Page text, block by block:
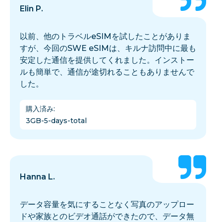
Elin P.
以前、他のトラベルeSIMを試したことがありま
すが、今回のSWE eSIMは、キルナ訪問中に最も
安定した通信を提供してくれました。インストー
ルも簡単で、通信が途切れることもありませんで
した。
購入済み:
3GB-5-days-total
Hanna L.
データ容量を気にすることなく写真のアップロー
ドや家族とのビデオ通話ができたので、データ無